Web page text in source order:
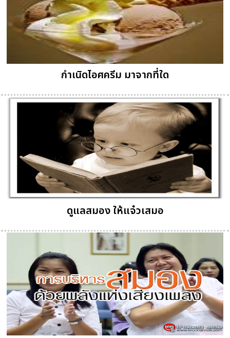
กำเนิดไอศครีม มาจากที่ใด
ดูแลสมอง ให้แจ๋วเสมอ